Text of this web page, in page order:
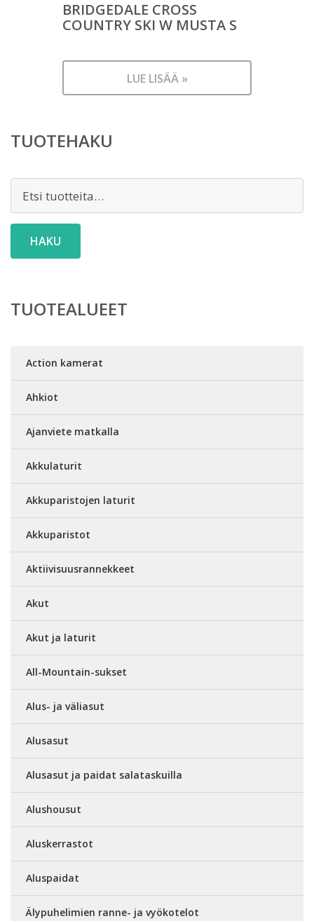
BRIDGEDALE CROSS
COUNTRY SKI W MUSTA S
LUE LISÄÄ »
TUOTEHAKU
HAKU
TUOTEALUEET
Action kamerat
Ahkiot
Ajanviete matkalla
Akkulaturit
Akkuparistojen laturit
Akkuparistot
Aktiivisuusrannekkeet
Akut
Akut ja laturit
All-Mountain-sukset
Alus- ja väliasut
Alusasut
Alusasut ja paidat salataskuilla
Alushousut
Aluskerrastot
Aluspaidat
Älypuhelimien ranne- ja vyökotelot